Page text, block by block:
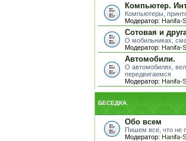
Компьютер.
Компьютеры,
Модератор: Hanifa-
Сотовая и
О мобильниках,
Модератор: Hanifa-
Автомобили.
О автомобилях,
передвигаемся
Модератор: Hanifa-
БЕСЕДКА.
Обо всем
Пишем все, что не
Модератор: Hanifa-